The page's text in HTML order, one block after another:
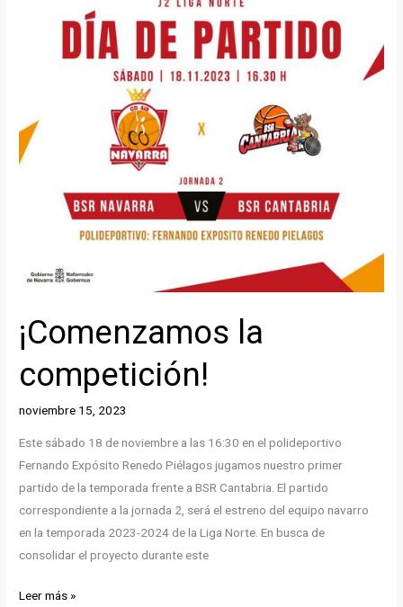
¡Comenzamos la
competición!
noviembre 15, 2023
Este sábado 18 de noviembre a las 16:30 en el polideportivo
Fernando Expósito Renedo Piélagos jugamos nuestro primer
partido de la temporada frente a BSR Cantabria. El partido
correspondiente a la jornada 2, será el estreno del equipo navarro
en la temporada 2023-2024 de la Liga Norte. En busca de
consolidar el proyecto durante este
¡Comenzamos
Leer más »